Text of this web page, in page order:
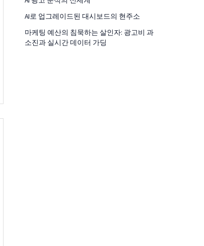
AI로 업그레이드된 대시보드의 현주소
마케팅 예산의 침묵하는 살인자: 광고비 과
소진과 실시간 데이터 가딩